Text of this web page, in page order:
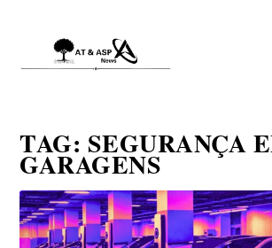
TAG: SEGURANÇA
GARAGENS